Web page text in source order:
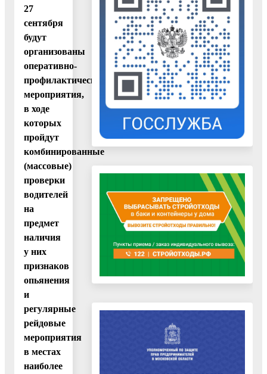
27
сентября
будут
организованы
оперативно-
профилактические
мероприятия,
в ходе
которых
пройдут
комбинированные
(массовые)
проверки
водителей
на
предмет
наличия
у них
признаков
опьянения
и
регулярные
рейдовые
мероприятия
в местах
наиболее